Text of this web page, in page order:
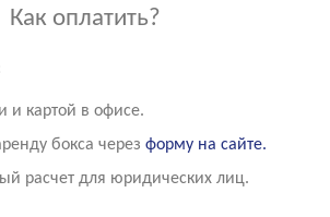
Как оплатить?
и картой в офисе.
бокса через форму на сайте.
расчет для юридических лиц.